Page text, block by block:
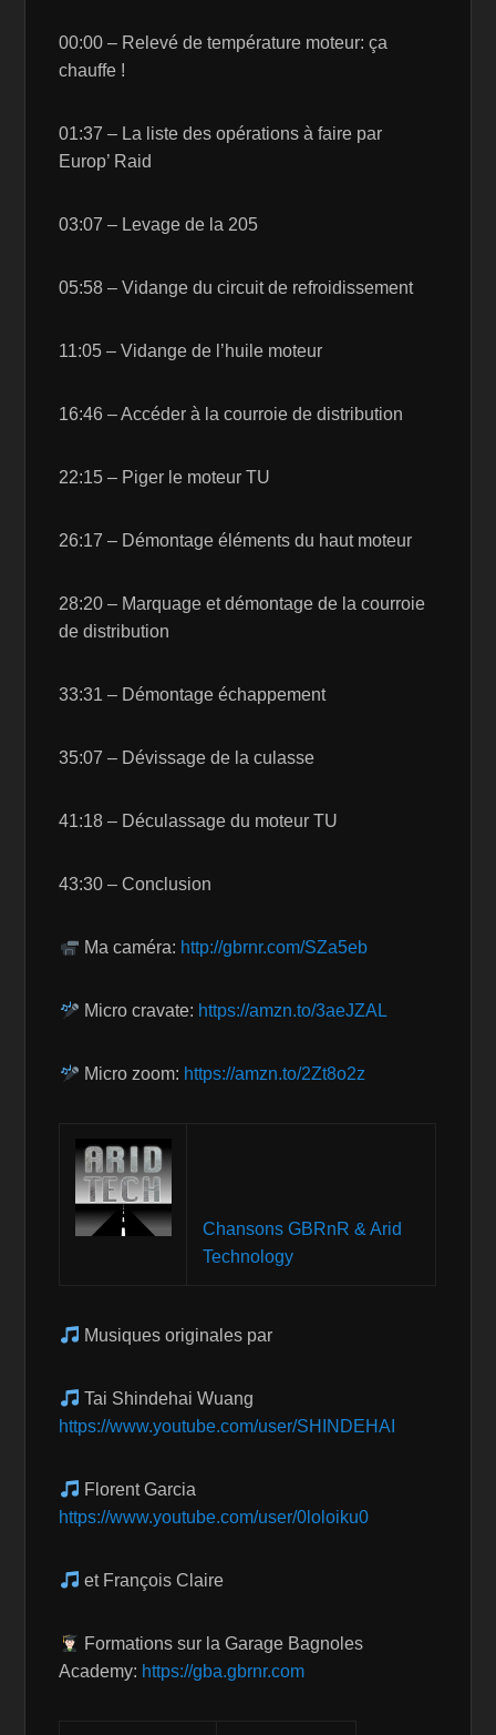
00:00 – Relevé de température moteur: ça
chauffe !
01:37 – La liste des opérations à faire par
Europ’ Raid
03:07 – Levage de la 205
05:58 – Vidange du circuit de refroidissement
11:05 – Vidange de l’huile moteur
16:46 – Accéder à la courroie de distribution
22:15 – Piger le moteur TU
26:17 – Démontage éléments du haut moteur
28:20 – Marquage et démontage de la courroie
de distribution
33:31 – Démontage échappement
35:07 – Dévissage de la culasse
41:18 – Déculassage du moteur TU
43:30 – Conclusion
Ma caméra: http://gbrnr.com/SZa5eb
Micro cravate: https://amzn.to/3aeJZAL
Micro zoom: https://amzn.to/2Zt8o2z
Chansons GBRnR & Arid
Technology
Musiques originales par
Tai Shindehai Wuang
https://www.youtube.com/user/SHINDEHAI
Florent Garcia
https://www.youtube.com/user/0loloiku0
et François Claire
Formations sur la Garage Bagnoles
Academy: https://gba.gbrnr.com